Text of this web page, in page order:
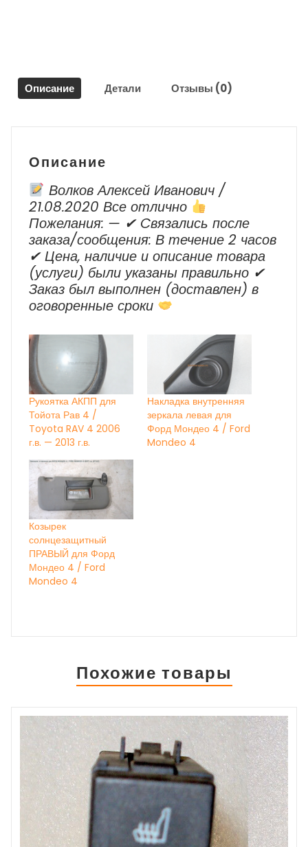
Mondeo
4
Описание Детали Отзывы (0)
Описание
Волков Алексей Иванович /
21.08.2020 Все отлично
Пожелания: — ✔ Cвязались после
заказа/сообщения: В течение 2 часов
✔ Цена, наличие и описание товара
(услуги) были указаны правильно ✔
Заказ был выполнен (доставлен) в
оговоренные сроки
Рукоятка АКПП для
Тойота Рав 4 /
Toyota RAV 4 2006
г.в. — 2013 г.в.
Накладка внутренняя
зеркала левая для
Форд Мондео 4 / Ford
Mondeo 4
Козырек
солнцезащитный
ПРАВЫЙ для Форд
Мондео 4 / Ford
Mondeo 4
Похожие товары